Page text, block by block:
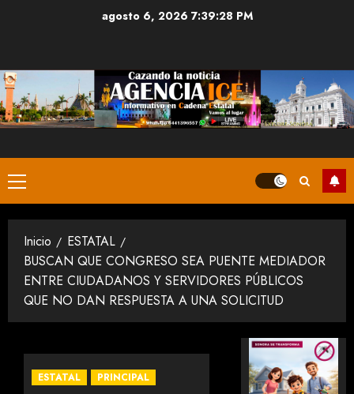
agosto 6, 2026 7:39:28 PM
Menú
principal
Inicio
ESTATAL
BUSCAN QUE CONGRESO SEA PUENTE MEDIADOR
ENTRE CIUDADANOS Y SERVIDORES PÚBLICOS
QUE NO DAN RESPUESTA A UNA SOLICITUD
ESTATAL PRINCIPAL